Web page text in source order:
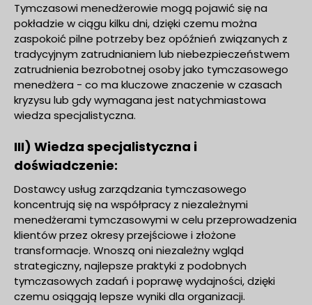
Tymczasowi menedżerowie mogą pojawić się na
pokładzie w ciągu kilku dni, dzięki czemu można
zaspokoić pilne potrzeby bez opóźnień związanych z
tradycyjnym zatrudnianiem lub niebezpieczeństwem
zatrudnienia bezrobotnej osoby jako tymczasowego
menedżera - co ma kluczowe znaczenie w czasach
kryzysu lub gdy wymagana jest natychmiastowa
wiedza specjalistyczna.
III) Wiedza specjalistyczna i
doświadczenie:
Dostawcy usług zarządzania tymczasowego
koncentrują się na współpracy z niezależnymi
menedżerami tymczasowymi w celu przeprowadzenia
klientów przez okresy przejściowe i złożone
transformacje. Wnoszą oni niezależny wgląd
strategiczny, najlepsze praktyki z podobnych
tymczasowych zadań i poprawę wydajności, dzięki
czemu osiągają lepsze wyniki dla organizacji.